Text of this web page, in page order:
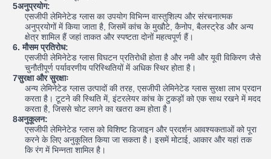
5अनुप्रयोग:
एसजीपी लेमिनेटेड ग्लास का उपयोग विभिन्न वास्तुशिल्प और संरचनात्मक
अनुप्रयोगों में किया जाता है, जिसमें कांच के मुखौटे, कैनोप, बैलस्ट्रेड और अन्य
क्षेत्र शामिल हैं जहां ताकत और स्पष्टता दोनों महत्वपूर्ण हैं।
6. मौसम प्रतिरोध:
एसजीपी लेमिनेटेड ग्लास विघटन प्रतिरोधी होता है और नमी और यूवी विकिरण जैसे
चुनौतीपूर्ण पर्यावरणीय परिस्थितियों में अधिक स्थिर होता है।
7सुरक्षा और सुरक्षाः
अन्य लेमिनेटेड ग्लास उत्पादों की तरह, एसजीपी लेमिनेटेड ग्लास सुरक्षा लाभ प्रदान
करता है। टूटने की स्थिति में, इंटरलेयर कांच के टुकड़ों को एक साथ रखने में मदद
करता है, जिससे चोट लगने का खतरा कम होता है।
8अनुकूलन:
एसजीपी लेमिनेटेड ग्लास को विशिष्ट डिजाइन और प्रदर्शन आवश्यकताओं को पूरा
करने के लिए अनुकूलित किया जा सकता है। इसमें मोटाई, आकार और यहां तक
कि रंग में भिन्नता शामिल है।